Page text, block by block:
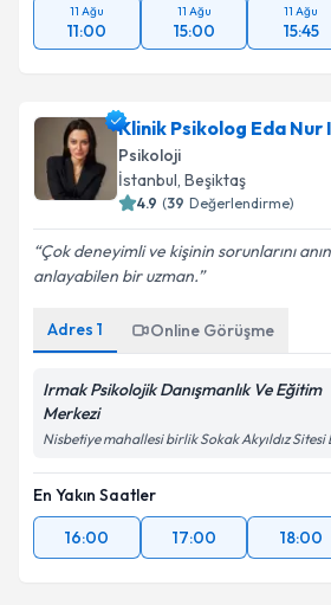
Takvim Talebini
11 Ağu
11:00
11 Ağu
15:00
11 Ağu
15:45
Klinik Psikolog Eda Nur
Psikoloji
İstanbul , Beşiktaş
4.9 (39 Değerlendirme)
Çok deneyimli ve kişinin sorunlarını
anlayabilen bir uzman.
Adres 1 Online Görüşme
Irmak Psikolojik Danışmanlık Ve Eğitim
Merkezi
Nisbetiye mahallesi birlik Sokak Akyıldız Sitesi
En Yakın Saatler
16:00
17:00 18:00